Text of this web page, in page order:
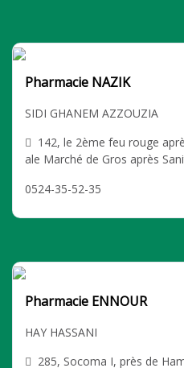
Pharmacie NAZIK
SIDI GHANEM AZZOUZIA
142, le 2ème feu rouge
ale Marché de Gros après
0524-35-52-35
Pharmacie ENNOUR
HAY HASSANI
285, Socoma I, près de